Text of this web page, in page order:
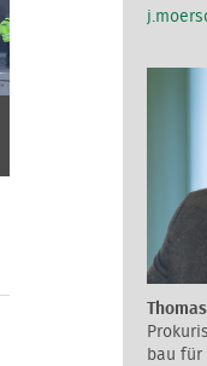
bau für